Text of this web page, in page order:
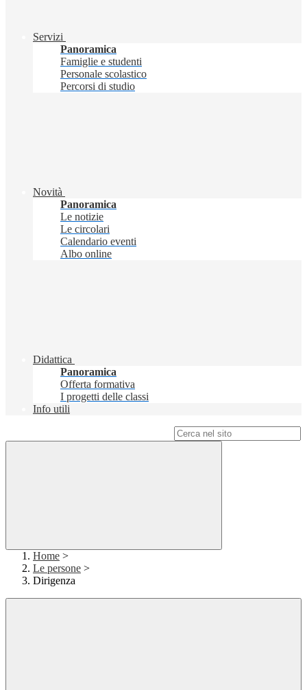
Servizi
Panoramica
Famiglie e studenti
Personale scolastico
Percorsi di studio
Novità
Panoramica
Le notizie
Le circolari
Calendario eventi
Albo online
Didattica
Panoramica
Offerta formativa
I progetti delle classi
Info utili
Home >
Le persone >
Dirigenza